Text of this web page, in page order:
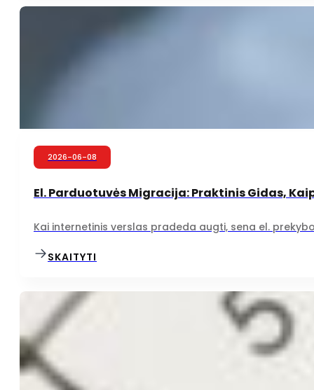
2026-06-08
El. Parduotuvės Migracija: Praktinis Gidas,
Kai internetinis verslas pradeda augti, sena el.
SKAITYTI